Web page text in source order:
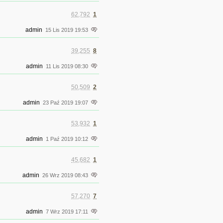
62,792 1
admin 15 Lis 2019 19:53
39,255 8
admin 11 Lis 2019 08:30
50,509 2
admin 23 Paź 2019 19:07
53,932 1
admin 1 Paź 2019 10:12
45,682 1
admin 26 Wrz 2019 08:43
57,270 7
admin 7 Wrz 2019 17:11